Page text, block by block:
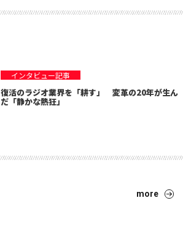
インタビュー記事
復活のラジオ業界を「耕す」 変革の20年が生ん
だ「静かな熱狂」
more